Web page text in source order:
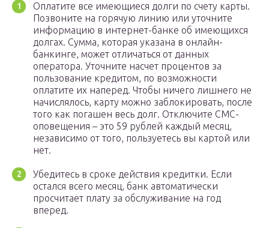
Оплатите все имеющиеся долги по счету карты.
Позвоните на горячую линию или уточните
информацию в интернет-банке об имеющихся
долгах. Сумма, которая указана в онлайн-
банкинге, может отличаться от данных
оператора. Уточните насчет процентов за
пользование кредитом, по возможности
оплатите их наперед. Чтобы ничего лишнего не
начислялось, карту можно заблокировать, после
того как погашен весь долг. Отключите СМС-
оповещения – это 59 рублей каждый месяц,
независимо от того, пользуетесь вы картой или
нет.
Убедитесь в сроке действия кредитки. Если
остался всего месяц, банк автоматически
просчитает плату за обслуживание на год
вперед.